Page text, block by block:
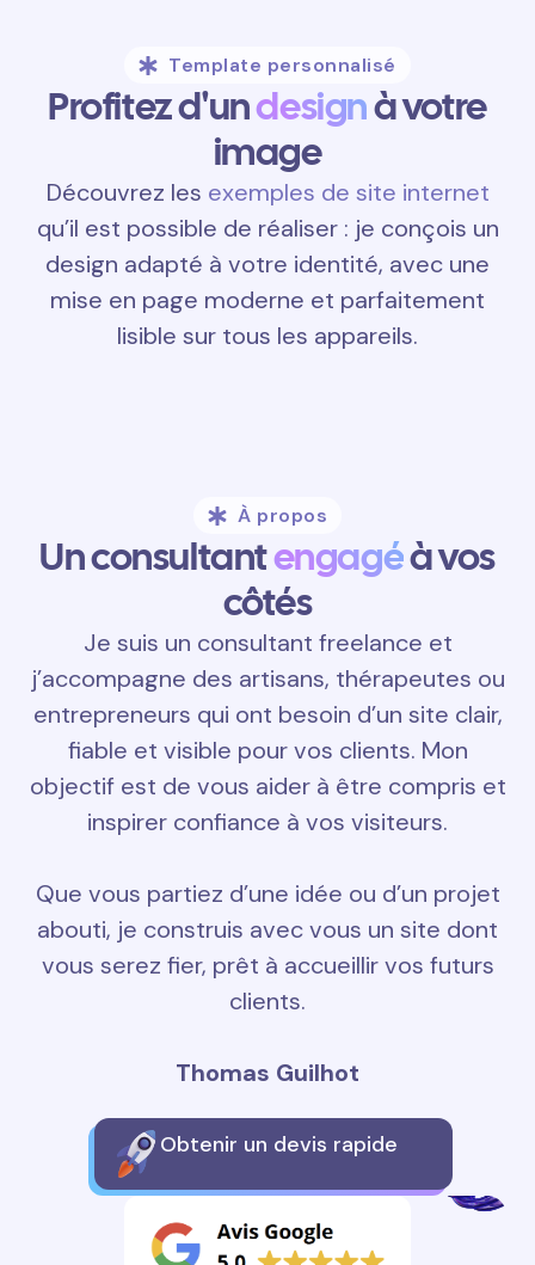
Template personnalisé
Profitez d'undesignà votre
image
Découvrez les exemples de site internet
qu’il est possible de réaliser : je conçois un
design adapté à votre identité, avec une
mise en page moderne et parfaitement
lisible sur tous les appareils.
À propos
Un consultantengagéà vos
côtés
Je suis un consultant freelance et
j’accompagne des artisans, thérapeutes ou
entrepreneurs qui ont besoin d’un site clair,
fiable et visible pour vos clients. Mon
objectif est de vous aider à être compris et
inspirer confiance à vos visiteurs.
Que vous partiez d’une idée ou d’un projet
abouti, je construis avec vous un site dont
vous serez fier, prêt à accueillir vos futurs
clients.
Thomas Guilhot
Obtenir un devis rapide